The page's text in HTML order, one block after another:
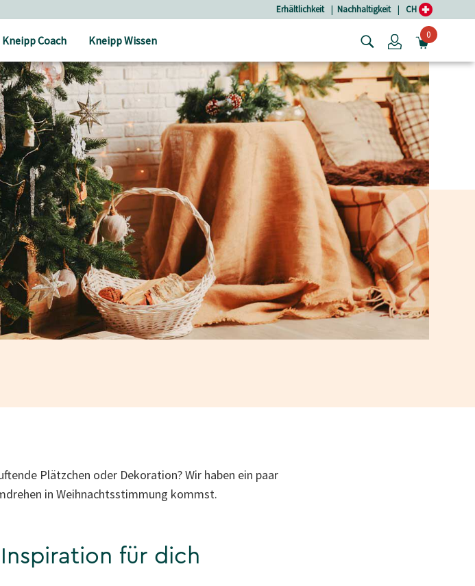
Erhältlichkeit | Nachhaltigkeit | CH
Kneipp Coach Kneipp Wissen Login0
Plätzchen oder Dekoration? Wir haben ein paar
in Weihnachtsstimmung kommst.
für dich